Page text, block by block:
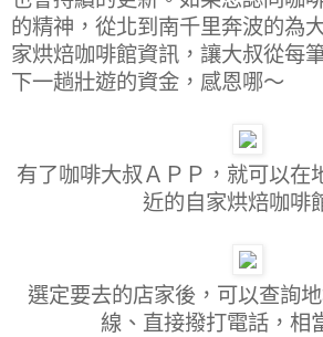
的精神，從北到南千里奔波的為
家烘焙咖啡館資訊，讓大叔從每
下一趟壯遊的資金，感恩哪～
有了咖啡大叔ＡＰＰ，就可以在
近的自家烘焙咖啡
選定要去的店家後，可以查詢
線、直接撥打電話，相